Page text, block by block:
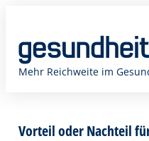
springen
Mehr Reichweite im
Vorteil oder Nachteil